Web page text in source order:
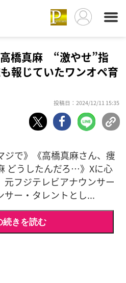
高橋真麻 “激やせ”指
報じていたワンオペ育
投稿日：2024/12/11 15:35
ジで》《高橋真麻さん、痩
どうしたんだろ…》Xに心
フジテレビアナウンサー
サー・タレントとし...
続きを読む